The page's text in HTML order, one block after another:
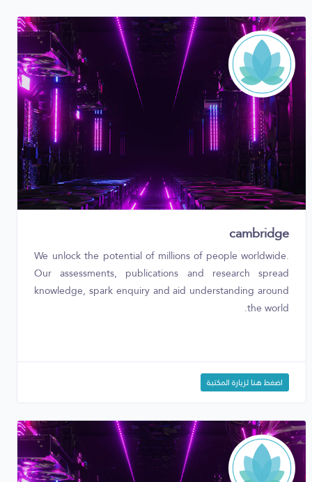
cambridge
We unlock the potential of millions of people worldwide.
Our assessments, publications and research spread
knowledge, spark enquiry and aid understanding around
the world.
اضغط هنا لزيارة المكتبة